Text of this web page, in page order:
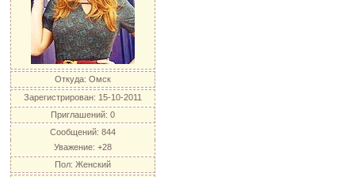
Откуда: Омск
Зарегистрирован: 15-10-2011
Приглашений: 0
Сообщений: 844
Уважение: +28
Пол: Женский